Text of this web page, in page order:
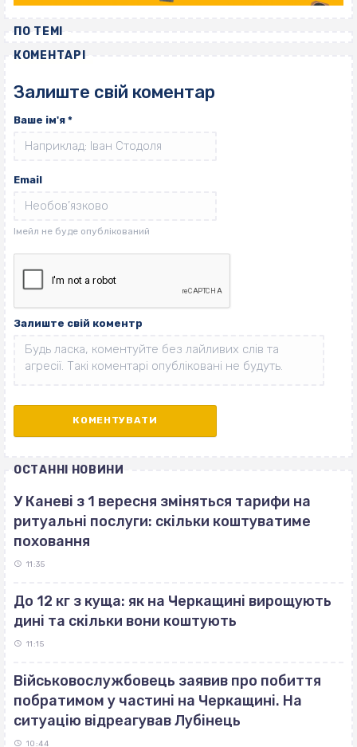
ПО ТЕМІ
КОМЕНТАРІ
Залиште свій коментар
Ваше ім'я *
Email
Залиште свій коментр
ОСТАННІ НОВИНИ
У Каневі з 1 вересня зміняться тарифи на
ритуальні послуги: скільки коштуватиме
поховання
11:35
До 12 кг з куща: як на Черкащині вирощують
дині та скільки вони коштують
11:15
Військовослужбовець заявив про побиття
побратимом у частині на Черкащині. На
ситуацію відреагував Лубінець
10:44